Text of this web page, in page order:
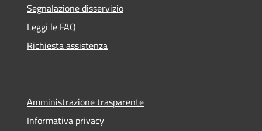
Segnalazione disservizio
Leggi le FAQ
Richiesta assistenza
Amministrazione trasparente
Informativa privacy